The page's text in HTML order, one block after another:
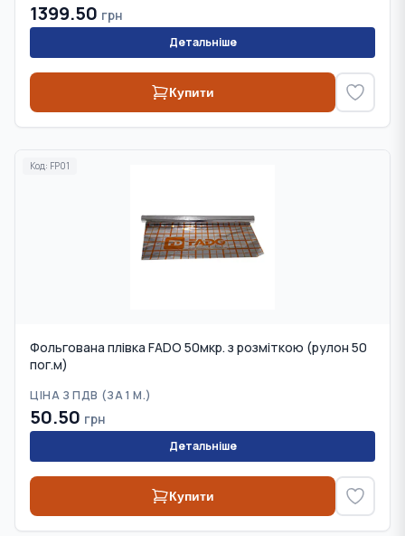
1399.50 грн
Детальніше
Купити
Код: FP01
Фольгована плівка FADO 50мкр. з розміткою (рулон 50
пог.м)
ЦІНА З ПДВ (ЗА 1 М.)
50.50 грн
Детальніше
Купити